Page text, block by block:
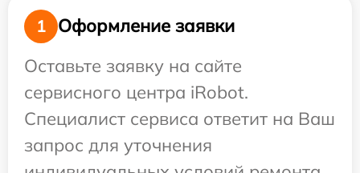
1
Оформление заявки
Оставьте заявку на сайте
сервисного центра iRobot.
Специалист сервиса ответит на Ваш
запрос для уточнения